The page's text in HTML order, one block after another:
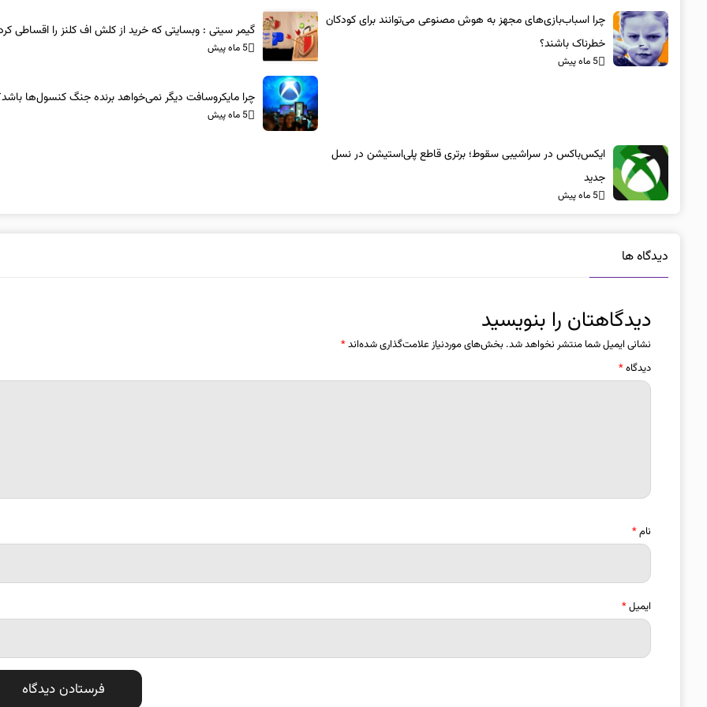
چرا اسباب‌بازی‌های مجهز به هوش مصنوعی می‌توانند برای کودکان
خطرناک باشند؟
5 ماه پیش
گیمر سیتی : وبسایتی که خرید از کلش اف کلنز را اقساطی
5 ماه پیش
چرا مایکروسافت دیگر نمی‌خواهد برنده جنگ کنسول‌ها
5 ماه پیش
ایکس‌باکس در سراشیبی سقوط؛ برتری قاطع پلی‌استیشن در نسل
جدید
5 ماه پیش
دیدگاه ها
دیدگاهتان را بنویسید
نشانی ایمیل شما منتشر نخواهد شد. بخش‌های موردنیاز علامت‌گذاری شده‌اند*
دیدگاه*
نام*
ایمیل*